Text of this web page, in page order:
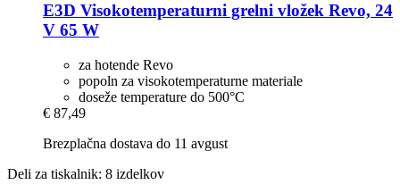
E3D Visokotemperaturni grelni vložek Revo, 24
V 65 W
za hotende Revo
popoln za visokotemperaturne materiale
doseže temperature do 500°C
€ 87,49
Brezplačna dostava do 11 avgust
Deli za tiskalnik: 8 izdelkov